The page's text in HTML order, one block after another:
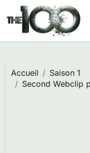
Passer
au
contenu
Accueil
Saison 1
Second Webclip